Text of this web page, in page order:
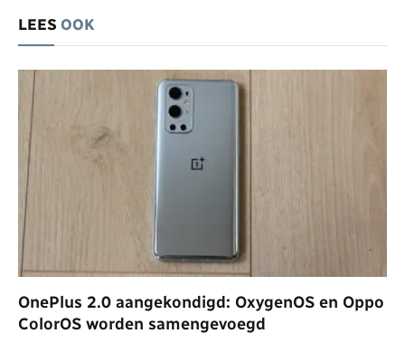
LEES OOK
OnePlus 2.0 aangekondigd: OxygenOS en Oppo
ColorOS worden samengevoegd